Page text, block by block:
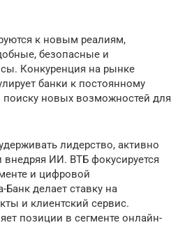
к новым реалиям,
безопасные и
Конкуренция на рынке
банки к постоянному
новых возможностей для
лидерство, активно
внедряя ИИ. ВТБ фокусируется
и цифровой
делает ставку на
и клиентский сервис.
позиции в сегменте онлайн-